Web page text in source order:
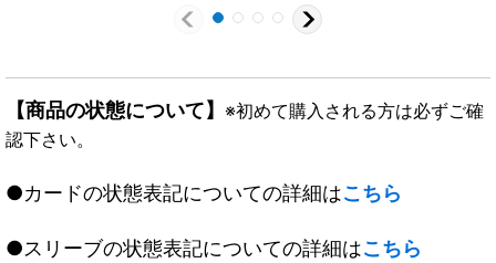
【商品の状態について】 ※初めて購入される方は必ずご確
認下さい。
●カードの状態表記についての詳細はこちら
●スリーブの状態表記についての詳細はこちら